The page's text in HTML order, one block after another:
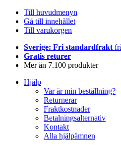
Till huvudmenyn
Gå till innehållet
Till varukorgen
Sverige: Fri standardfrakt
Gratis returer
Mer än 7.100 produkter
Hjälp
Var är min beställning?
Returnerar
Fraktkostnader
Betalningsalternativ
Kontakt
Alla hjälpämnen